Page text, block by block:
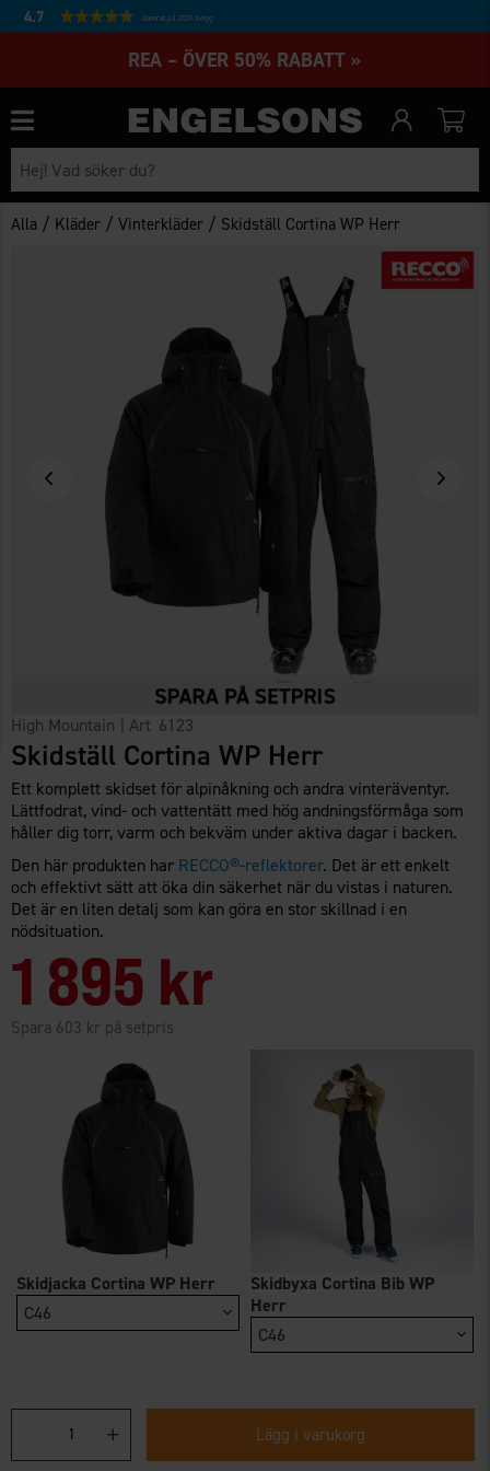
4.7 Baserat på 27231 betyg
REA – ÖVER 50% RABATT »
Alla / Kläder /Vinterkläder / Skidställ Cortina WP Herr
High Mountain | Art 6123
Skidställ Cortina WP Herr
Ett komplett skidset för alpinåkning och andra vinteräventyr.
Lättfodrat, vind- och vattentätt med hög andningsförmåga som
håller dig torr, varm och bekväm under aktiva dagar i backen.
Den här produkten har RECCO®-reflektorer. Det är ett enkelt
och effektivt sätt att öka din säkerhet när du vistas i naturen.
Det är en liten detalj som kan göra en stor skillnad i en
nödsituation.
1 895 kr
Spara 603 kr på setpris
Skidjacka Cortina WP Herr
C46
Skidbyxa Cortina Bib WP
Herr
C46
Lägg i varukorg